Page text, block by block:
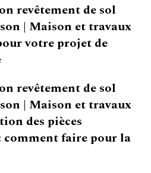
revêtement de sol
| Maison et travaux
votre projet de
revêtement de sol
| Maison et travaux
des pièces
comment faire pour la